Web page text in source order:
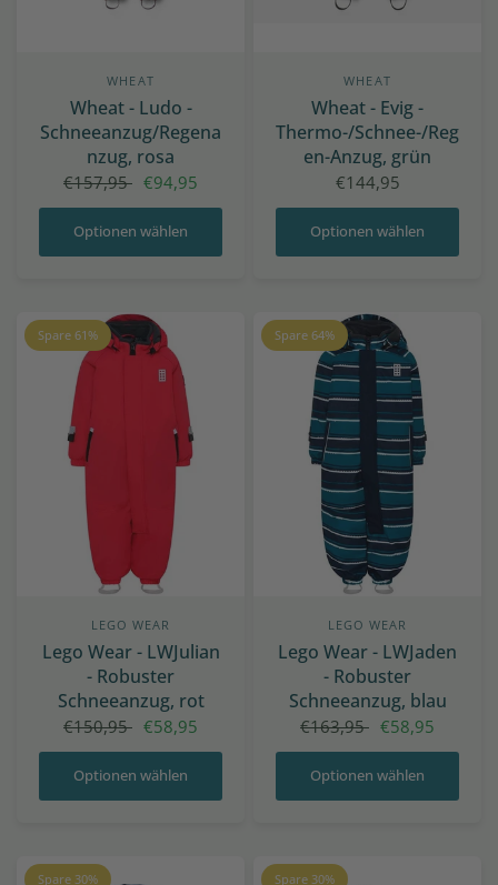
WHEAT
Wheat - Ludo -
Schneeanzug/Regena
nzug, rosa
€157,95 €94,95
Optionen wählen
WHEAT
Wheat - Evig -
Thermo-/Schnee-/Reg
en-Anzug, grün
€144,95
Optionen wählen
Spare 61%
LEGO WEAR
Lego Wear - LWJulian
- Robuster
Schneeanzug, rot
€150,95 €58,95
Optionen wählen
Spare 64%
LEGO WEAR
Lego Wear - LWJaden
- Robuster
Schneeanzug, blau
€163,95 €58,95
Optionen wählen
Spare 30% Spare 30%